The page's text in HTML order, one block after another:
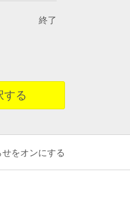
終了
する
せをオンにする